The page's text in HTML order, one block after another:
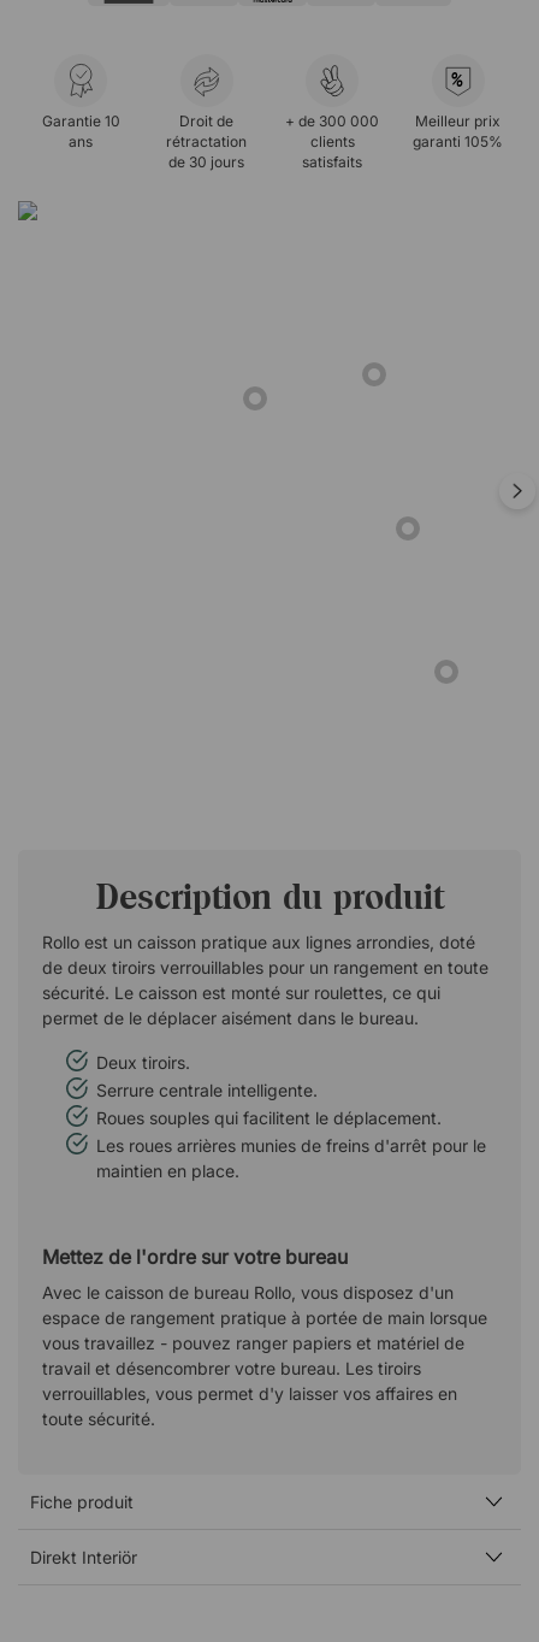
Garantie 10
ans
Droit de
rétractation
de 30 jours
+ de 300 000
clients
satisfaits
%
Meilleur prix
garanti 105%
Description du produit
Rollo est un caisson pratique aux lignes arrondies, doté
de deux tiroirs verrouillables pour un rangement en toute
sécurité. Le caisson est monté sur roulettes, ce qui
permet de le déplacer aisément dans le bureau.
Deux tiroirs.
Serrure centrale intelligente.
Roues souples qui facilitent le déplacement.
Les roues arrières munies de freins d'arrêt pour le
maintien en place.
Mettez de l'ordre sur votre bureau
Avec le caisson de bureau Rollo, vous disposez d'un
espace de rangement pratique à portée de main lorsque
vous travaillez - pouvez ranger papiers et matériel de
travail et désencombrer votre bureau. Les tiroirs
verrouillables, vous permet d'y laisser vos affaires en
toute sécurité.
Fiche produit
Direkt Interiör